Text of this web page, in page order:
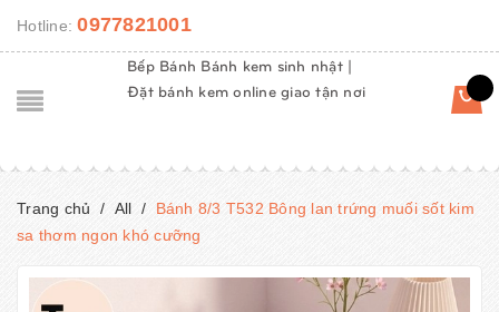
Hotline:0977821001
Bếp Bánh Bánh kem sinh nhật |
Đặt bánh kem online giao tận nơi
Trang chủ / All /
Bánh 8/3 T532 Bông lan trứng muối sốt kim
sa thơm ngon khó cưỡng